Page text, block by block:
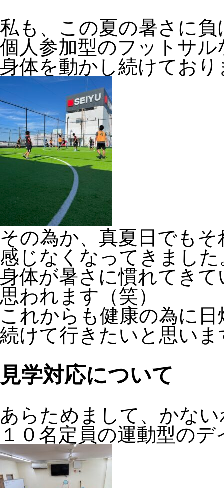
私も、この夏の暑さに
個人参加型のフットサ
身体を動かし続けており
その為か、真夏日でも
感じなくなってきました
身体が暑さに慣れてき
思われます（笑）
これからも健康の為に
続けて行きたいと思いま
見学対応について
あらためまして、かな
１０名定員の運動型の